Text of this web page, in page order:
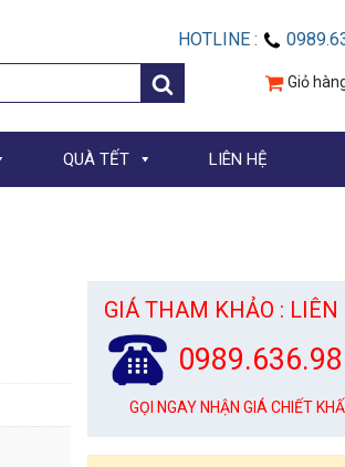
HOTLINE :
Giỏ
QUÀ TẾT LIÊN HỆ
GIÁ THAM KHẢO : LIÊN
GỌI NGAY NHẬN GIÁ CHIẾT